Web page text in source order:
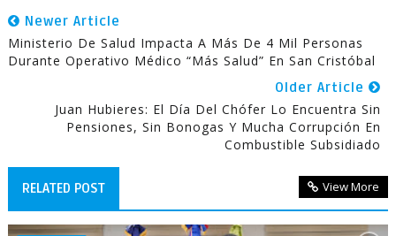
Newer Article
Ministerio De Salud Impacta A Más De 4 Mil Personas
Durante Operativo Médico “Más Salud” En San Cristóbal
Older Article
Juan Hubieres: El Día Del Chófer Lo Encuentra Sin
Pensiones, Sin Bonogas Y Mucha Corrupción En
Combustible Subsidiado
RELATED POST View More